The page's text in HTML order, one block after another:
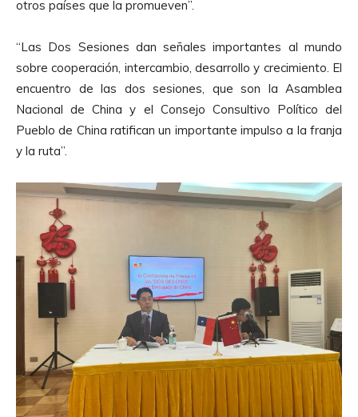
otros países que la promueven”.
“Las Dos Sesiones dan señales importantes al mundo
sobre cooperación, intercambio, desarrollo y crecimiento. El
encuentro de las dos sesiones, que son la Asamblea
Nacional de China y el Consejo Consultivo Político del
Pueblo de China ratifican un importante impulso a la franja
y la ruta”.